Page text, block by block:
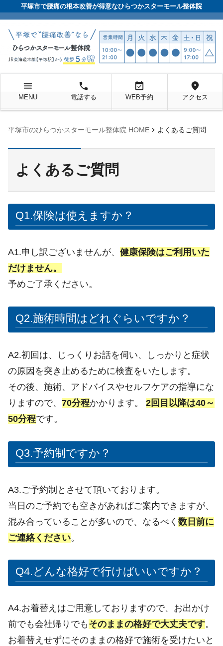
平塚市で腰痛の根本改善が得意なひらつかスターモール整体院
menu
MENU
local_phone
電話する
event_available
WEB予約
location_on
アクセス
平塚市のひらつかスターモール整体院 HOME chevron_right よくあるご質問
よくあるご質問
Q1.保険は使えますか？
A1.申し訳ございませんが、 健康保険はご利用いた
だけません。
予めご了承ください。
Q2.施術時間はどれぐらいですか？
A2.初回は、じっくりお話を伺い、しっかりと症状
の原因を突き止めるために検査をいたします。
その後、施術、アドバイスやセルフケアの指導にな
りますので、 70分程かかります。 2回目以降は40～
50分程です。
Q3.予約制ですか？
A3.ご予約制とさせて頂いております。
当日のご予約でも空きがあればご案内できますが、
混み合っていることが多いので、なるべく 数日前に
ご連絡ください。
Q4.どんな格好で行けばいいですか？
A4.お着替えはご用意しておりますので、お出かけ
前でも会社帰りでも そのままの格好で大丈夫です。
お着替えせずにそのままの格好で施術を受けたいと